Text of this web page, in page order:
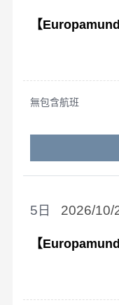
【
無包含航班
2026/10/
5
【